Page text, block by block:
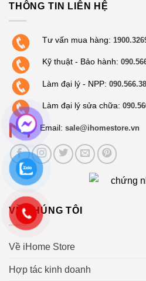
THÔNG TIN LIÊN HỆ
Tư vấn mua hàng:
Kỹ thuật - Bảo hành:
Làm đại lý - NPP:
Làm đại lý sửa chữa:
Email: sale@ihomestore.vn
VỀ CHÚNG TÔI
Về iHome Store
Hợp tác kinh doanh